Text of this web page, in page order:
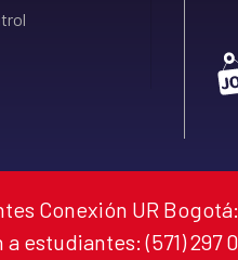
Conexión UR
estudiantes: (571) 297